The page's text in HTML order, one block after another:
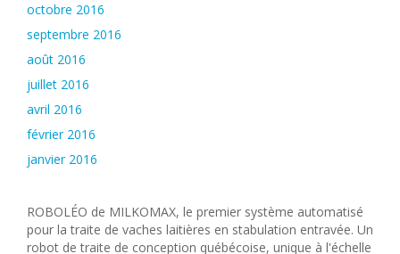
octobre 2016
septembre 2016
août 2016
juillet 2016
avril 2016
février 2016
janvier 2016
ROBOLÉO de MILKOMAX, le premier système automatisé
pour la traite de vaches laitières en stabulation entravée. Un
robot de traite de conception québécoise, unique à l'échelle